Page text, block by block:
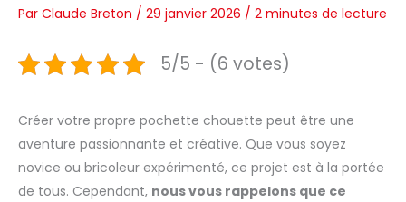
Par Claude Breton / 29 janvier 2026 / 2 minutes de lecture
5/5 - (6 votes)
Créer votre propre pochette chouette peut être une
aventure passionnante et créative. Que vous soyez
novice ou bricoleur expérimenté, ce projet est à la portée
de tous. Cependant, nous vous rappelons que ce